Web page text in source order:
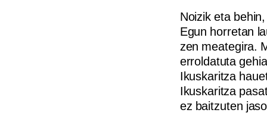
Noizik eta
Egun horretan
zen meategira.
erroldatuta
Ikuskaritza
Ikuskaritza
ez baitzuten